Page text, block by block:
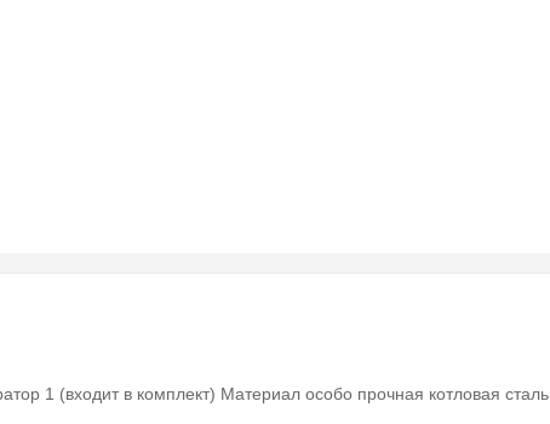
1 (входит в комплект) Материал особо прочная котловая сталь